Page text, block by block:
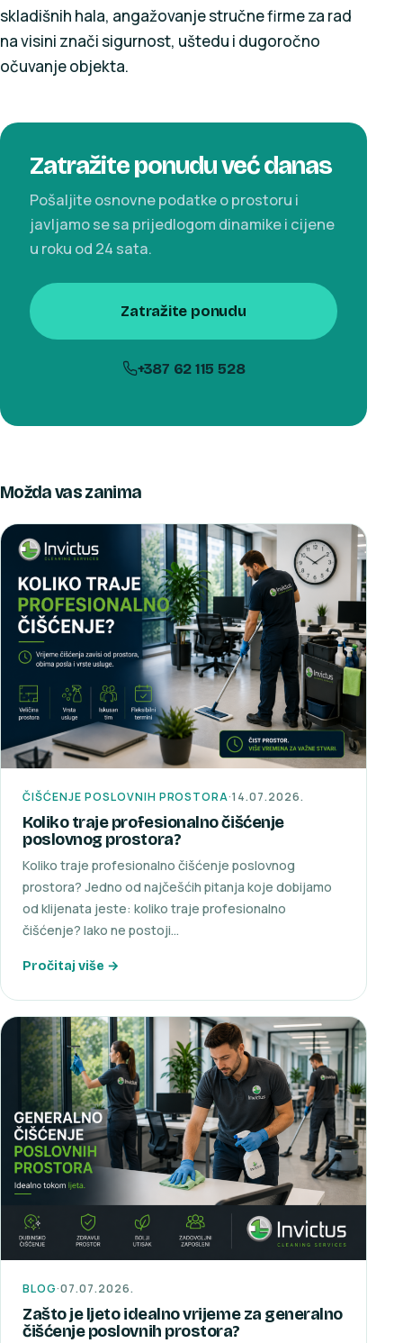
skladišnih hala, angažovanje stručne firme za rad
na visini znači sigurnost, uštedu i dugoročno
očuvanje objekta.
Zatražite ponudu već danas
Pošaljite osnovne podatke o prostoru i
javljamo se sa prijedlogom dinamike i cijene
u roku od 24 sata.
Zatražite ponudu
+387 62 115 528
Možda vas zanima
ČIŠĆENJE POSLOVNIH PROSTORA·14.07.2026.
Koliko traje profesionalno čišćenje
poslovnog prostora?
Koliko traje profesionalno čišćenje poslovnog
prostora? Jedno od najčešćih pitanja koje dobijamo
od klijenata jeste: koliko traje profesionalno
čišćenje? Iako ne postoji…
Pročitaj više →
BLOG·07.07.2026.
Zašto je ljeto idealno vrijeme za generalno
čišćenje poslovnih prostora?